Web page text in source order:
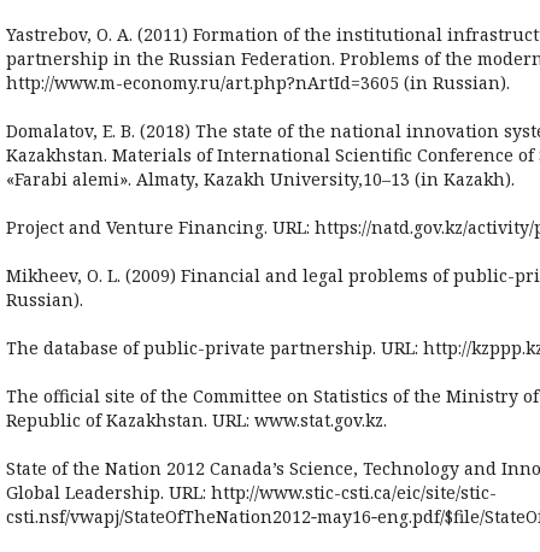
Yastrebov, O. A. (2011) Formation of the institutional
partnership in the Russian Federation. Problems of the
http://www.m-economy.ru/art.php?nArtId=3605 (in Russian).
Domalatov, E. B. (2018) The state of the national innovation
Kazakhstan. Materials of International Scientific Conference
«Farabi alemi». Almaty, Kazakh University,10–13 (in Kazakh).
Project and Venture Financing. URL: https://natd.gov.kz/
Mikheev, O. L. (2009) Financial and legal problems of public-
Russian).
The database of public-private partnership. URL: http://
The official site of the Committee on Statistics of the Ministry
Republic of Kazakhstan. URL: www.stat.gov.kz.
State of the Nation 2012 Canada’s Science, Technology and
Global Leadership. URL: http://www.stic-csti.ca/eic/site/stic-
csti.nsf/vwapj/StateOfTheNation2012‑may16‑eng.pdf/$file/